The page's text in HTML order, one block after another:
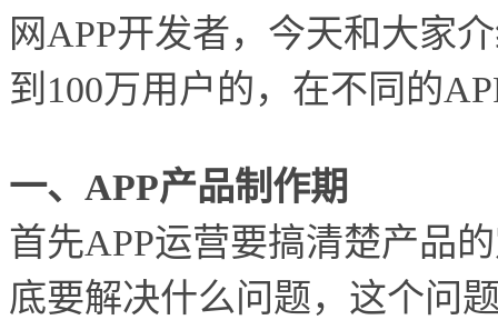
网APP开发者，今天和大家
到100万用户的，在不同的
一、APP产品制作期
首先APP运营要搞清楚产品
底要解决什么问题，这个问